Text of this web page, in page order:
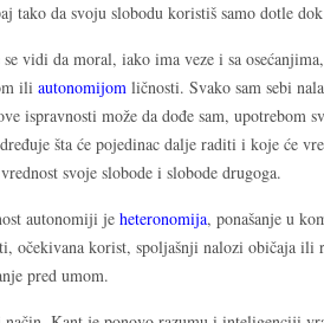
tako da svoju slobodu koristiš samo dotle
se vidi da moral, iako ima veze i sa
ili autonomijom ličnosti. Svako sam sebi
ispravnosti može da dođe sam, upotrebom
šta će pojedinac dalje raditi i koje će
svoje slobode i slobode drugoga.
autonomiji je heteronomija, ponašanje u
očekivana korist, spoljašnji nalozi običaja
pred umom.